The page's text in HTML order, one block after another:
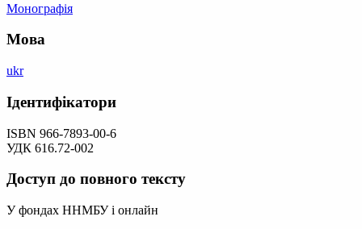
Монографія
Мова
ukr
Ідентифікатори
ISBN 966-7893-00-6
УДК 616.72-002
Доступ до повного тексту
У фондах ННМБУ і онлайн